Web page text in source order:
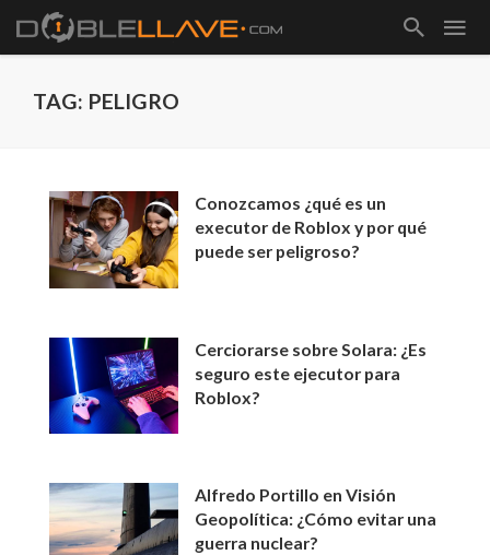
TAG: PELIGRO
Conozcamos ¿qué es un
executor de Roblox y por qué
puede ser peligroso?
Cerciorarse sobre Solara: ¿Es
seguro este ejecutor para
Roblox?
Alfredo Portillo en Visión
Geopolítica: ¿Cómo evitar una
guerra nuclear?